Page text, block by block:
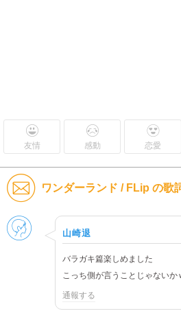
友情 感動 恋愛
ワンダーランド / FLip の歌
男性
山崎退
バラガキ篇楽しめました
こっち側が言うことじゃない
通報する